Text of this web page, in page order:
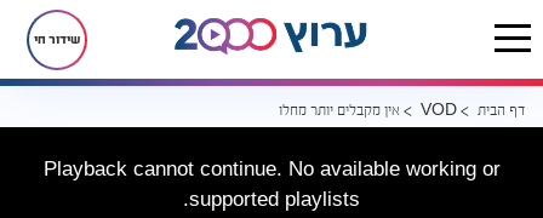
שידור חי
דף הבית VOD אין מקבלים יותר מחלוקות
Playback cannot continue. No available working or
supported playlists.